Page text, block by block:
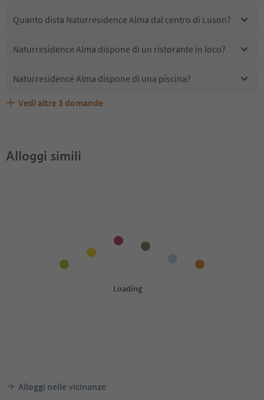
Quanto dista Naturresidence Alma dal centro di Luson?
Naturresidence Alma dispone di un ristorante in loco?
Naturresidence Alma dispone di una piscina?
Naturresidence Alma accetta animali domestici?
Quali servizi/attività sono disponibili presso
Gli ospiti di Naturresidence Alma ricevono l'Alto Adige
Vedi altre 3 domande
Alloggi simili
Alloggi nelle vicinanze